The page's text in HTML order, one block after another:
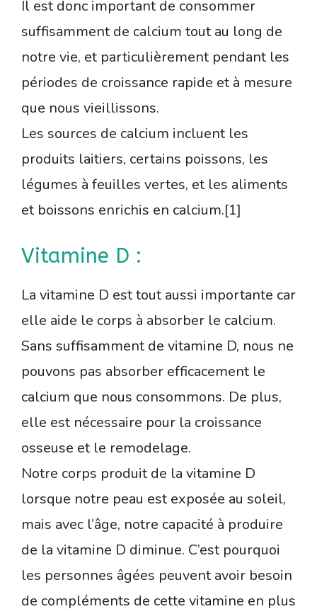
Il est donc important de consommer
suffisamment de calcium tout au long de
notre vie, et particulièrement pendant les
périodes de croissance rapide et à mesure
que nous vieillissons.
Les sources de calcium incluent les
produits laitiers, certains poissons, les
légumes à feuilles vertes, et les aliments
et boissons enrichis en calcium.[1]
Vitamine D :
La vitamine D est tout aussi importante car
elle aide le corps à absorber le calcium.
Sans suffisamment de vitamine D, nous ne
pouvons pas absorber efficacement le
calcium que nous consommons. De plus,
elle est nécessaire pour la croissance
osseuse et le remodelage.
Notre corps produit de la vitamine D
lorsque notre peau est exposée au soleil,
mais avec l’âge, notre capacité à produire
de la vitamine D diminue. C’est pourquoi
les personnes âgées peuvent avoir besoin
de compléments de cette vitamine en plus